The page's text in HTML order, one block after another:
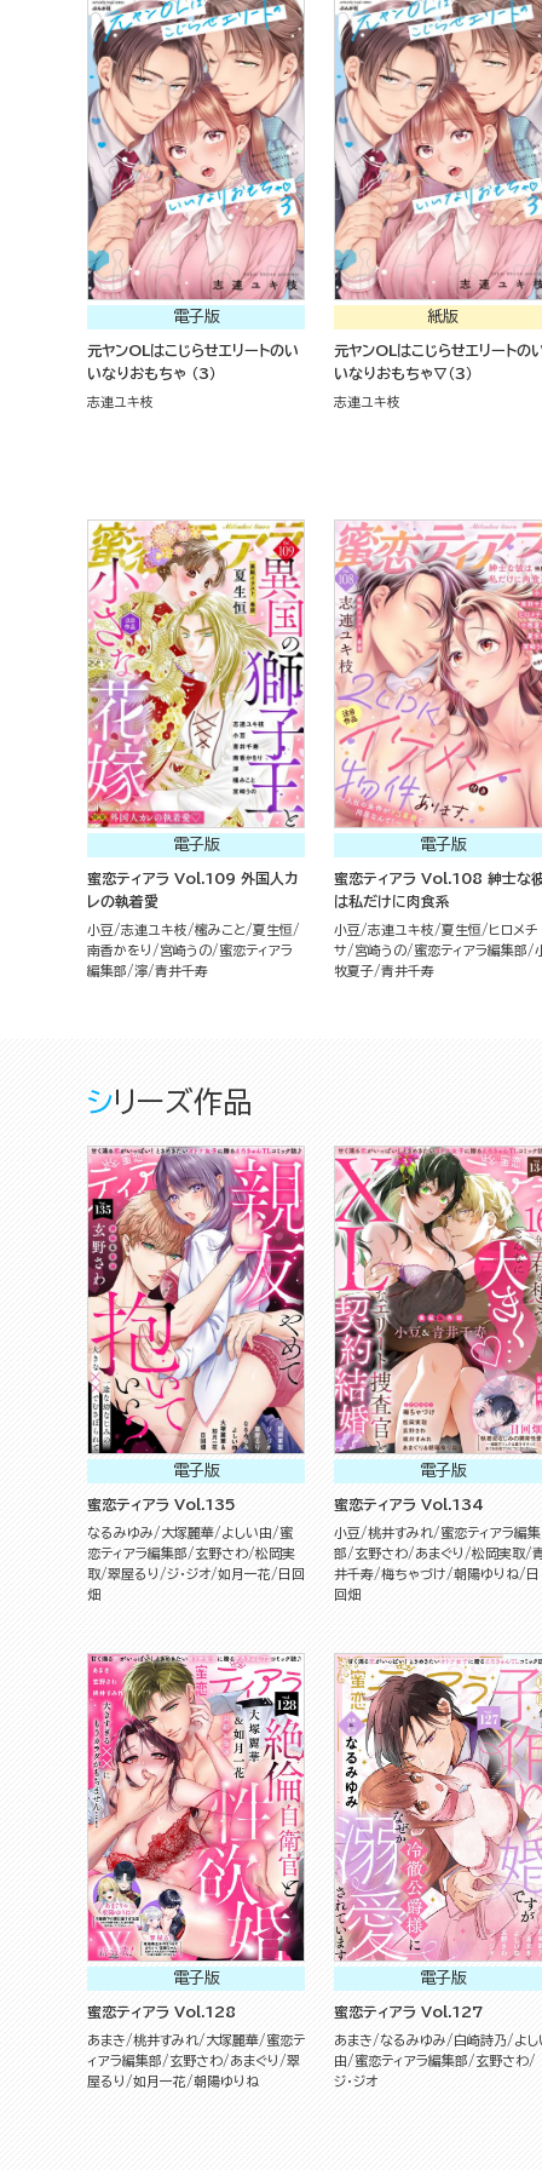
電子版
元ヤンOLはこじらせエリートのい
いなりおもちゃ （3）
志連ユキ枝
紙版
元ヤンOLはこじらせエリートの
いなりおもちゃ▽（３）
志連ユキ枝
電子版
蜜恋ティアラ Vol.109 外国人カ
レの執着愛
小豆 志連ユキ枝 櫁みこと
夏生恒
南香かをり
宮崎うの
蜜恋ティアラ
編集部
濘 青井千寿
電子版
蜜恋ティアラ Vol.108 紳士な
は私だけに肉食系
小豆 志連ユキ枝 夏生恒
ヒロメチ
サ
宮崎うの 蜜恋ティアラ編集部
牧夏子 青井千寿
シリーズ作品
電子版
蜜恋ティアラ Vol.135
なるみゆみ 大塚麗華 よしい由
蜜
恋ティアラ編集部
玄野さわ 松岡実
取 翠屋るり ジ・ジオ 如月一花
日回
畑
電子版
蜜恋ティアラ Vol.134
小豆 桃井すみれ
蜜恋ティアラ編集
部
玄野さわ あまぐり 松岡実取
井千寿 梅ちゃづけ 朝陽ゆりね
日
回畑
電子版
蜜恋ティアラ Vol.128
あまき 桃井すみれ 大塚麗華
蜜恋テ
ィアラ編集部
玄野さわ あまぐり
翠
屋るり
如月一花 朝陽ゆりね
電子版
蜜恋ティアラ Vol.127
あまき なるみゆみ 白崎詩乃
よし
由
蜜恋ティアラ編集部
玄野さわ
ジ・ジオ